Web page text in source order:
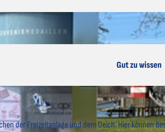
Gut zu wissen
der Freizeitanlage und dem Deich. Hier können